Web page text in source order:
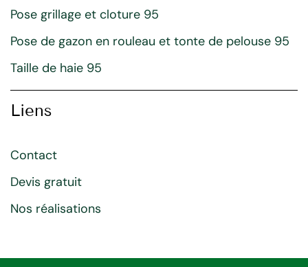
Pose grillage et cloture 95
Pose de gazon en rouleau et tonte de pelouse 95
Taille de haie 95
Liens
Contact
Devis gratuit
Nos réalisations